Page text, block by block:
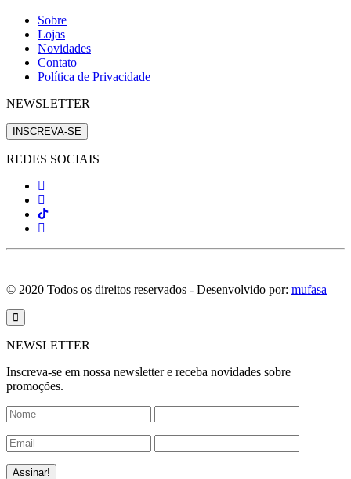
Sobre
Lojas
Novidades
Contato
Política de Privacidade
NEWSLETTER
INSCREVA-SE
REDES SOCIAIS
© 2020 Todos os direitos reservados - Desenvolvido por: mufasa
NEWSLETTER
Inscreva-se em nossa newsletter e receba novidades sobre
promoções.